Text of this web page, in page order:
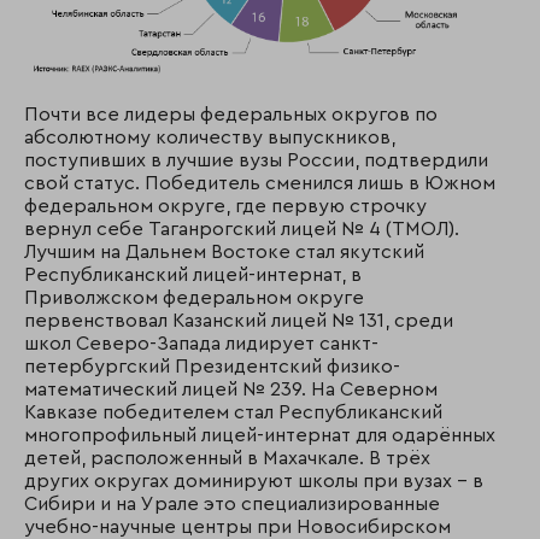
Почти все лидеры федеральных округов по
абсолютному количеству выпускников,
поступивших в лучшие вузы России, подтвердили
свой статус. Победитель сменился лишь в Южном
федеральном округе, где первую строчку
вернул себе Таганрогский лицей № 4 (ТМОЛ).
Лучшим на Дальнем Востоке стал якутский
Республиканский лицей-интернат, в
Приволжском федеральном округе
первенствовал Казанский лицей № 131, среди
школ Северо-Запада лидирует санкт-
петербургский Президентский физико-
математический лицей № 239. На Северном
Кавказе победителем стал Республиканский
многопрофильный лицей-интернат для одарённых
детей, расположенный в Махачкале. В трёх
других округах доминируют школы при вузах – в
Сибири и на Урале это специализированные
учебно-научные центры при Новосибирском